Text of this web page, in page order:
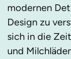
modernen
Design zu
sich in die
und